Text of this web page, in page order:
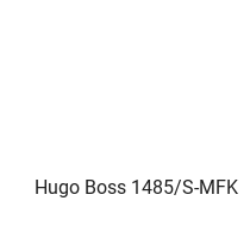
Hugo Boss 1485/S-MFK